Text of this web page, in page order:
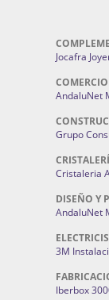
Jocafra
AndaluNet
Grupo
Cristaleria
DISEÑO Y
AndaluNet
3M
Iberbox